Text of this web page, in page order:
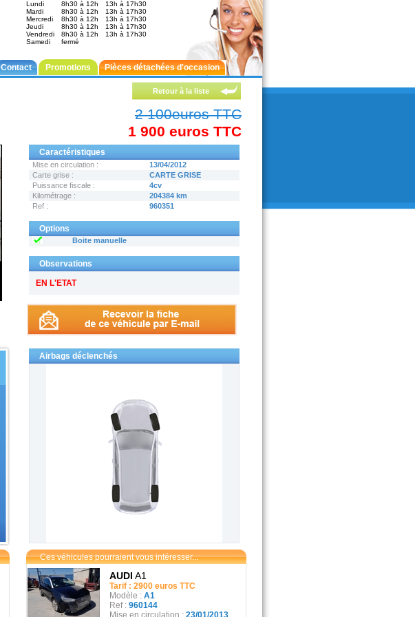
Lundi 8h30 à 12h
13h à 17h30
Mardi
8h30 à 12h
13h à 17h30
Mercredi
8h30 à 12h
13h à 17h30
Jeudi
8h30 à 12h
13h à 17h30
Vendredi
8h30 à 12h
13h à 17h30
Samedi
fermé
Contact Promotions Pièces détachées d'occasion
Retour à la liste
2 100euros TTC
1 900 euros TTC
Caractéristiques
Mise en circulation :
13/04/2012
Carte grise :
CARTE GRISE
Puissance fiscale :
4cv
Kilométrage :
204384 km
Ref :
960351
Options
Boite manuelle
Observations
EN L'ETAT
Airbags déclenchés
Ces véhicules pourraient vous intéresser...
AUDI A1
Tarif : 2900 euros TTC
Modèle : A1
Ref : 960144
Mise en circulation : 23/01/2013